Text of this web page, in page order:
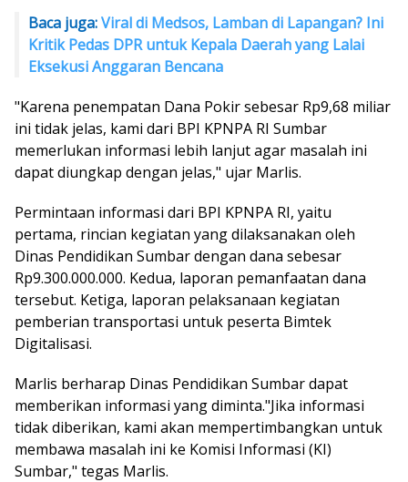
Baca juga:Viral di Medsos, Lamban di Lapangan? Ini
Kritik Pedas DPR untuk Kepala Daerah yang Lalai
Eksekusi Anggaran Bencana
"Karena penempatan Dana Pokir sebesar Rp9,68 miliar
ini tidak jelas, kami dari BPI KPNPA RI Sumbar
memerlukan informasi lebih lanjut agar masalah ini
dapat diungkap dengan jelas," ujar Marlis.
Permintaan informasi dari BPI KPNPA RI, yaitu
pertama, rincian kegiatan yang dilaksanakan oleh
Dinas Pendidikan Sumbar dengan dana sebesar
Rp9.300.000.000. Kedua, laporan pemanfaatan dana
tersebut. Ketiga, laporan pelaksanaan kegiatan
pemberian transportasi untuk peserta Bimtek
Digitalisasi.
Marlis berharap Dinas Pendidikan Sumbar dapat
memberikan informasi yang diminta."Jika informasi
tidak diberikan, kami akan mempertimbangkan untuk
membawa masalah ini ke Komisi Informasi (KI)
Sumbar," tegas Marlis.